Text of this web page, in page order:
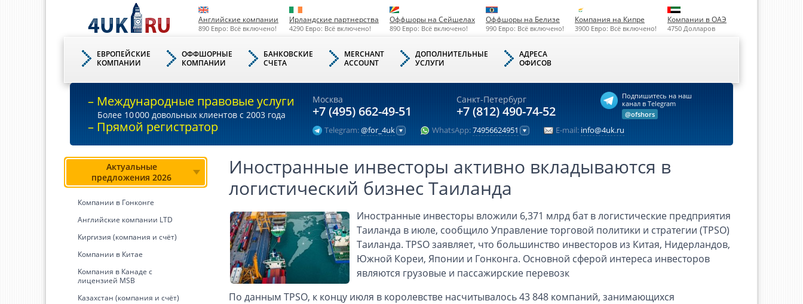
Английские компании
890 Евро: Всё включено!
Ирландские партнерства
4290 Евро: Всё включено!
Оффшоры на Сейшелах
890 Евро: Всё включено!
Оффшоры на Белизе
990 Евро: Всё включено!
Компания на Кипре
3900 Евро: Всё включено!
Компании в ОАЭ
4750 Долларов
ЕВРОПЕЙСКИЕ
КОМПАНИИ
ОФФШОРНЫЕ
КОМПАНИИ
БАНКОВСКИЕ
СЧЕТА
MERCHANT
ACCOUNT
ДОПОЛНИТЕЛЬНЫЕ
УСЛУГИ
АДРЕСА
ОФИСОВ
– Международные правовые услуги
Более 10000 довольных клиентов с 2003 года
– Прямой регистратор
Москва
+7 (495) 662-49-51
Санкт-Петербург
+7 (812) 490-74-52
Подпишитесь на наш
канал в Telegram
@ofshors
Telegram:@for_4uk WhatsApp:74956624951 E-mail: info@4uk.ru
Актуальные
предложения 2026
Компании в Гонконге
Английские компании LTD
Киргизия (компания и счёт)
Компании в Китае
Kомпания в Канаде с
лицензией MSB
Казахстан (компания и счёт)
Иностранные инвесторы активно вкладываются в
логистический бизнес Таиланда
Иностранные инвесторы вложили 6,371 млрд бат в логистические предприятия
Таиланда в июле, сообщило Управление торговой политики и стратегии (TPSO)
Таиланда. TPSO заявляет, что большинство инвесторов из Китая, Нидерландов,
Южной Кореи, Японии и Гонконга. Основной сферой интереса инвесторов
являются грузовые и пассажирские перевозк
По данным TPSO, к концу июля в королевстве насчитывалось 43 848 компаний, занимающихся